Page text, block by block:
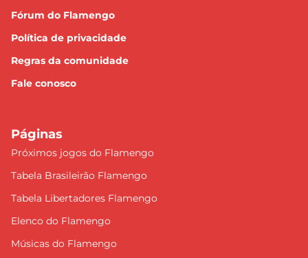
Fórum do Flamengo
Política de privacidade
Regras da comunidade
Fale conosco
Páginas
Próximos jogos do Flamengo
Tabela Brasileirão Flamengo
Tabela Libertadores Flamengo
Elenco do Flamengo
Músicas do Flamengo